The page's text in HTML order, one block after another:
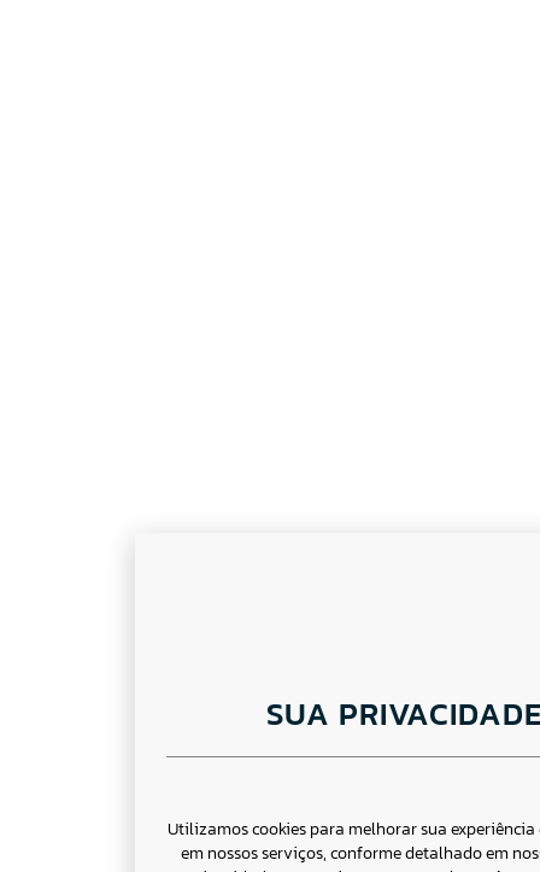
SUA
Utilizamos cookies para melhorar sua experiência
em nossos serviços, conforme detalhado em